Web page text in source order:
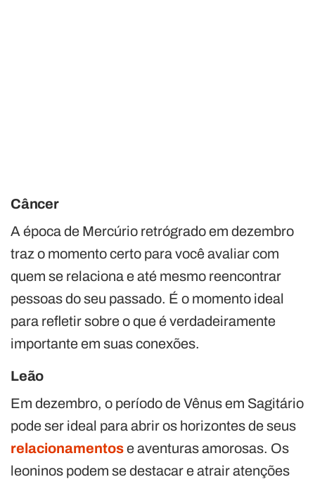
Câncer
A época de Mercúrio retrógrado em dezembro
traz o momento certo para você avaliar com
quem se relaciona e até mesmo reencontrar
pessoas do seu passado. É o momento ideal
para refletir sobre o que é verdadeiramente
importante em suas conexões.
Leão
Em dezembro, o período de Vênus em Sagitário
pode ser ideal para abrir os horizontes de seus
relacionamentose aventuras amorosas. Os
leoninos podem se destacar e atrair atenções